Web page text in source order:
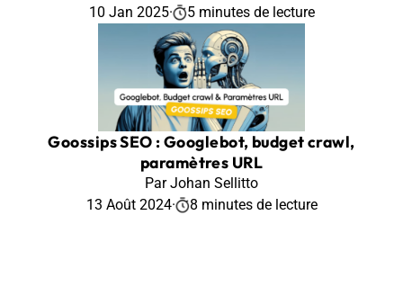
10 Jan 2025· 5 minutes de lecture
Goossips SEO : Googlebot, budget crawl,
paramètres URL
Par Johan Sellitto
13 Août 2024· 8 minutes de lecture